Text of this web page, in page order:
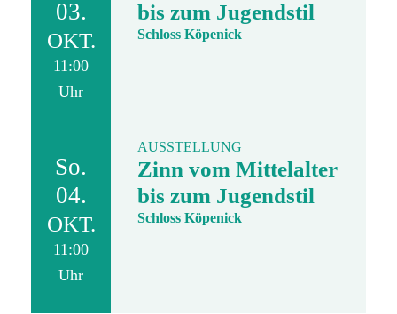
03.
OKT.
11:00
Uhr
bis zum Jugendstil
Schloss Köpenick
So.
04.
OKT.
11:00
Uhr
AUSSTELLUNG
Zinn vom Mittelalter
bis zum Jugendstil
Schloss Köpenick